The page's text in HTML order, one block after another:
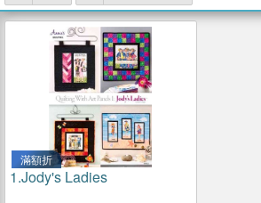
滿額折
1.Jody's Ladies